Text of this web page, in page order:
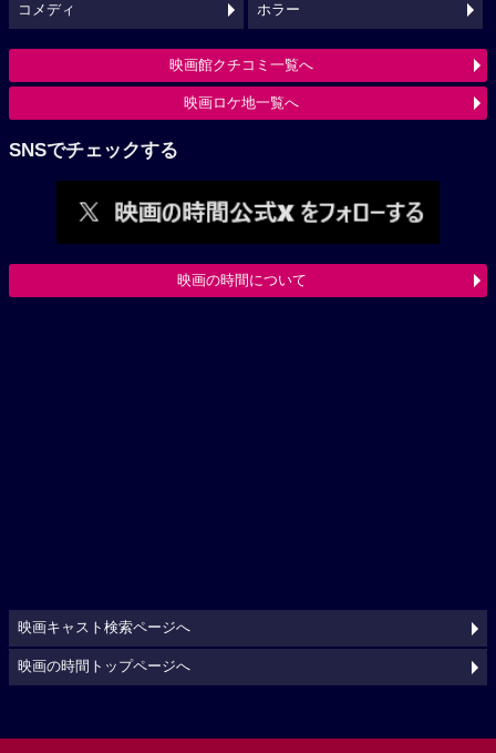
コメディ ホラー
映画館クチコミ一覧へ
映画ロケ地一覧へ
SNSでチェックする
映画の時間について
映画キャスト検索ページへ
映画の時間トップページへ